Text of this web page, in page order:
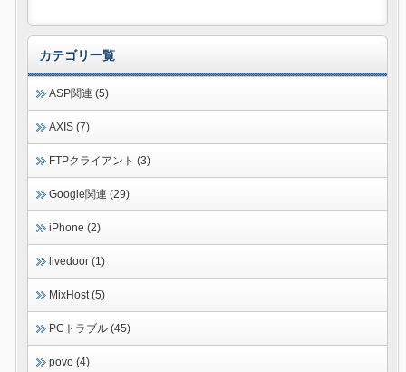
カテゴリ一覧
ASP関連 (5)
AXIS (7)
FTPクライアント (3)
Google関連 (29)
iPhone (2)
livedoor (1)
MixHost (5)
PCトラブル (45)
povo (4)